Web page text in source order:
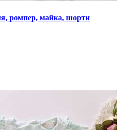
ромпер, майка, шорти